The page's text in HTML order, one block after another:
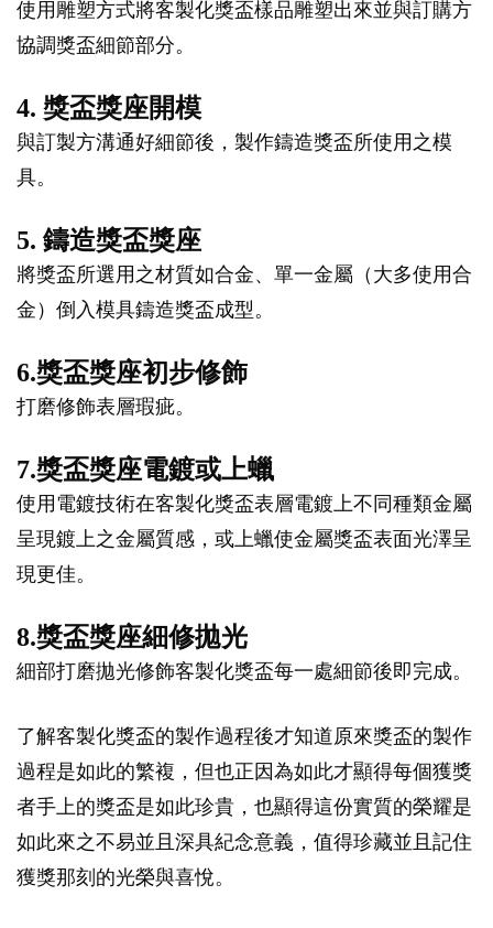
使用雕塑方式將客製化獎盃樣品雕塑出來並與訂購方
協調獎盃細節部分。
4. 獎盃獎座開模
與訂製方溝通好細節後，製作鑄造獎盃所使用之模
具。
5. 鑄造獎盃獎座
將獎盃所選用之材質如合金、單一金屬（大多使用合
金）倒入模具鑄造獎盃成型。
6.獎盃獎座初步修飾
打磨修飾表層瑕疵。
7.獎盃獎座電鍍或上蠟
使用電鍍技術在客製化獎盃表層電鍍上不同種類金屬
呈現鍍上之金屬質感，或上蠟使金屬獎盃表面光澤呈
現更佳。
8.獎盃獎座細修拋光
細部打磨拋光修飾客製化獎盃每一處細節後即完成。
了解客製化獎盃的製作過程後才知道原來獎盃的製作
過程是如此的繁複，但也正因為如此才顯得每個獲獎
者手上的獎盃是如此珍貴，也顯得這份實質的榮耀是
如此來之不易並且深具紀念意義，值得珍藏並且記住
獲獎那刻的光榮與喜悅。